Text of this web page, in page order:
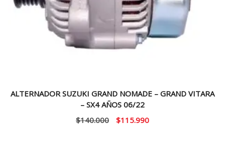
ALTERNADOR SUZUKI GRAND NOMADE – GRAND VITARA
– SX4 AÑOS 06/22
$140.000
El
$115.990El